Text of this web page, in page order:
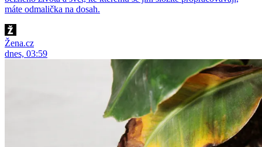
máte odmalička na dosah.
Žena.cz
dnes, 03:59